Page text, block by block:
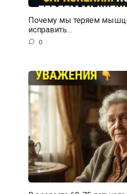
Почему мы теряем
исправить…
0